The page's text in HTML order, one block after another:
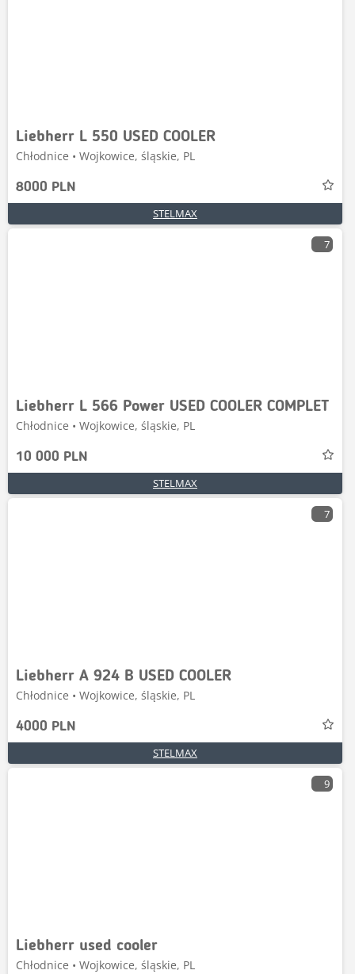
Liebherr L 550 USED COOLER
Chłodnice • Wojkowice, śląskie, PL
8000 PLN
STELMAX
7
Liebherr L 566 Power USED COOLER COMPLET
Chłodnice • Wojkowice, śląskie, PL
10 000 PLN
STELMAX
7
Liebherr A 924 B USED COOLER
Chłodnice • Wojkowice, śląskie, PL
4000 PLN
STELMAX
9
Liebherr used cooler
Chłodnice • Wojkowice, śląskie, PL